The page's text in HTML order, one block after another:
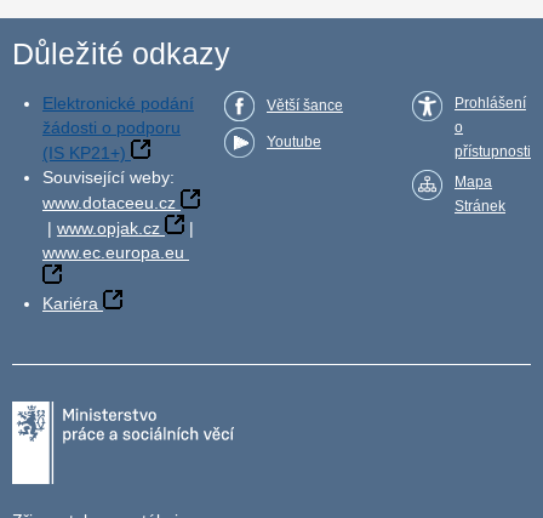
Důležité odkazy
Elektronické podání
žádosti o podporu
(IS KP21+)
Související weby:
www.dotaceeu.cz
| www.opjak.cz
|
www.ec.europa.eu
Kariéra
Větší šance
Youtube
Prohlášení
o
přístupnosti
Mapa
Stránek